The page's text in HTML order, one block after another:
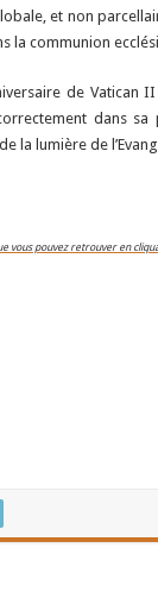
et non
la communion
de Vatican
dans sa
la lumière de
vous pouvez retrouver en